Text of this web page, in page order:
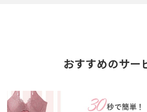
おすすめのサー